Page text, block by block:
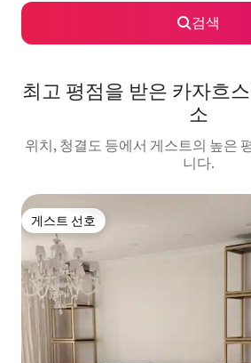
검색
최고 평점을 받은 카자흐
소
위치, 청결도 등에서 게스트의 높은
니다.
게스트 선호
게스트 선호